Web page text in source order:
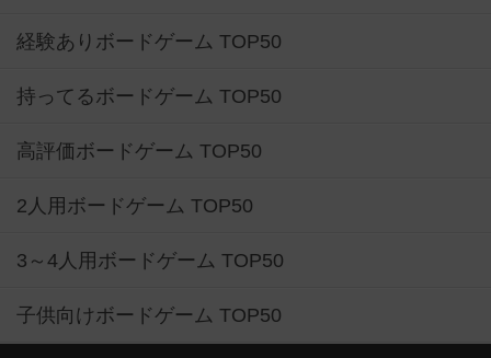
経験ありボードゲーム TOP50
持ってるボードゲーム TOP50
高評価ボードゲーム TOP50
2人用ボードゲーム TOP50
3～4人用ボードゲーム TOP50
子供向けボードゲーム TOP50